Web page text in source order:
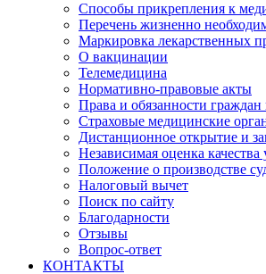
Способы прикрепления к
Перечень жизненно
Маркировка лекарственных
О вакцинации
Телемедицина
Нормативно-правовые акты
Права и обязанности
Страховые медицинские
Дистанционное открытие и
Независимая оценка
Положение о производстве
Налоговый вычет
Поиск по сайту
Благодарности
Отзывы
Вопрос-ответ
КОНТАКТЫ